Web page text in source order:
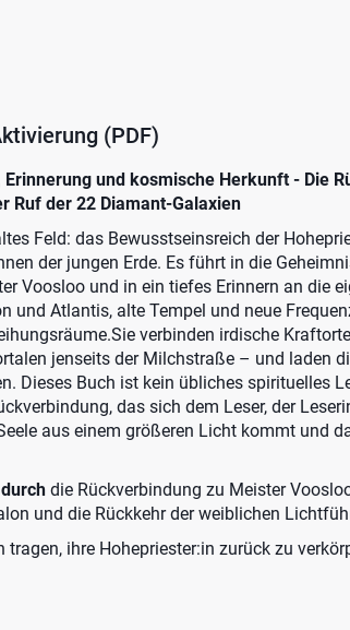
(PDF)
Erinnerung und kosmische Herkunft - Die
Ruf der 22 Diamant-Galaxien
Feld: das Bewusstseinsreich der
der jungen Erde. Es führt in die
Voosloo und in ein tiefes Erinnern an die
und Atlantis, alte Tempel und neue
verbinden irdische
jenseits der Milchstraße – und laden
Dieses Buch ist kein übliches spirituelles
das sich dem Leser, der
aus einem größeren Licht kommt und
die Rückverbindung zu Meister
und die Rückkehr der weiblichen
tragen, ihre Hohepriester:in zurück zu